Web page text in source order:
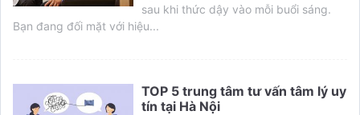
sau khi thức dậy vào mỗi buổi sáng.
Bạn đang đối mặt với hiệu...
TOP 5 trung tâm tư vấn tâm lý uy
tín tại Hà Nội